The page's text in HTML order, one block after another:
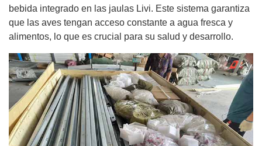
bebida integrado en las jaulas Livi. Este sistema garantiza
que las aves tengan acceso constante a agua fresca y
alimentos, lo que es crucial para su salud y desarrollo.